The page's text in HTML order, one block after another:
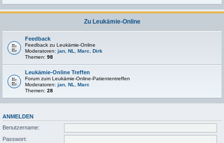
Zu Leukämie-Online
Feedback
Feedback zu Leukämie-Online
Moderatoren: jan NL Marc
Dirk
Themen: 98
Leukämie-Online Treffen
Forum zum Leukämie-Online-Patiententreffen
Moderatoren: jan NL
Marc
Themen: 28
ANMELDEN
Benutzername:
Passwort: